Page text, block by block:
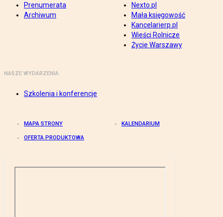
Prenumerata
Archiwum
Nexto.pl
Mała księgowość
Kancelarierp.pl
Wieści Rolnicze
Życie Warszawy
NASZE WYDARZENIA
Szkolenia i konferencje
MAPA STRONY KALENDARIUM
OFERTA PRODUKTOWA